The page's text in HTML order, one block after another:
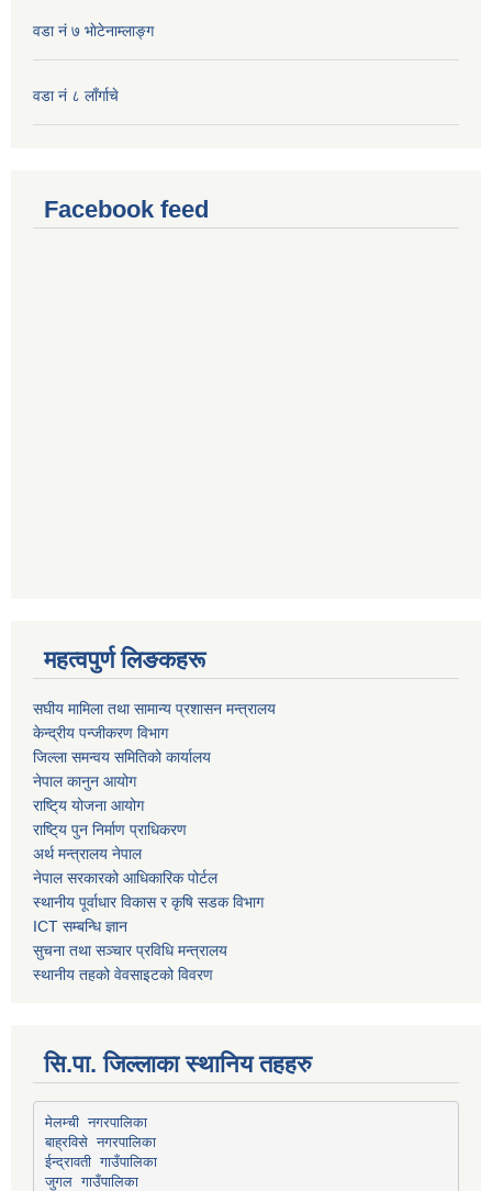
वडा नं ७ भाेटेनाम्लाङ्ग
वडा नं ८ लाँर्गाचे
Facebook feed
महत्वपुर्ण लिङकहरू
स‌घीय मामिला तथा सामान्य प्रशासन मन्त्रालय
केन्द्रीय पन्जीकरण विभाग
जिल्ला समन्वय समितिको कार्यालय
नेपाल कानुन आयोग
राष्टि्य योजना आयोग
राष्टि्य पुन निर्माण प्राधिकरण
अर्थ मन्त्रालय नेपाल
नेपाल सरकारको आधिकारिक पोर्टल
स्थानीय पूर्वाधार विकास र कृषि सडक विभाग
ICT सम्बन्धि ज्ञान
सुचना तथा सञ्चार प्रविधि मन्त्रालय
स्थानीय तहको वेवसाइटको विवरण
सि.पा. जिल्लाका स्थानिय तहहरु
मेलम्ची नगरपालिका
बाह्रविसे नगरपालिका
ईन्द्रावती गाउँपालिका
जुगल गाउँपालिका